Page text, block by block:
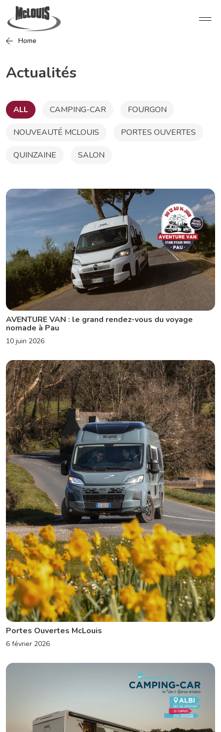
Home
Actualités
ALL CAMPING-CAR FOURGON
NOUVEAUTÉ MCLOUIS PORTES OUVERTES
QUINZAINE SALON
AVENTURE VAN : le grand rendez-vous du voyage
nomade à Pau
10 juin 2026
Portes Ouvertes McLouis
6 février 2026